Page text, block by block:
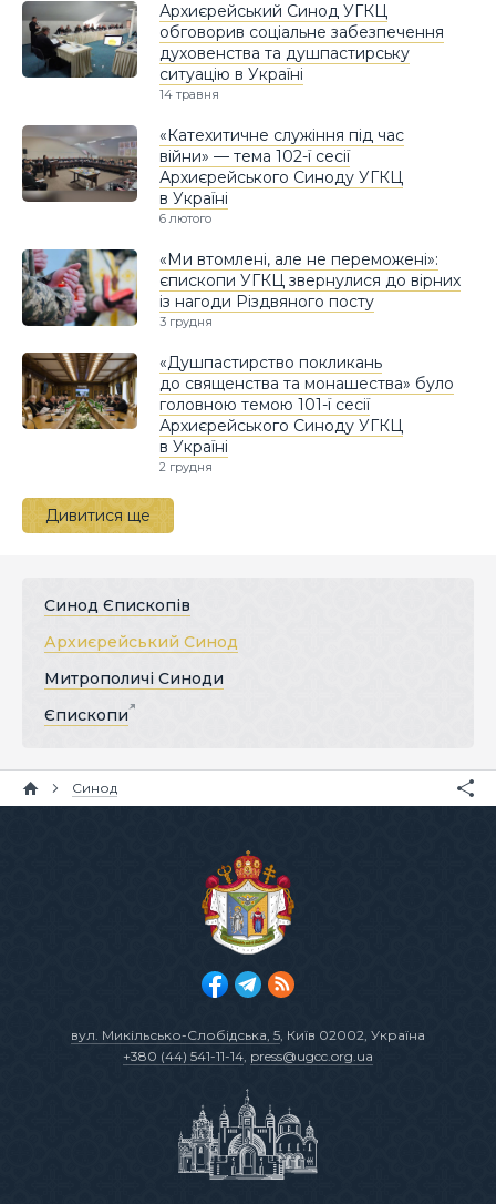
Архиєрейський Синод УГКЦ
обговорив соціальне забезпечення
духовенства та душпастирську
ситуацію в Україні
14 травня
«Катехитичне служіння під час
війни» — тема 102-ї сесії
Архиєрейського Синоду УГКЦ
в Україні
6 лютого
«Ми втомлені, але не переможені»:
єпископи УГКЦ звернулися до вірних
із нагоди Різдвяного посту
3 грудня
«Душпастирство покликань
до священства та монашества» було
головною темою 101-ї сесії
Архиєрейського Синоду УГКЦ
в Україні
2 грудня
Дивитися ще
Синод Єпископів
Архиєрейський Синод
Митрополичі Синоди
Єпископи
Синод
вул. Микільсько-Слобідська, 5, Київ 02002, Україна
+380 (44) 541-11-14, press@ugcc.org.ua